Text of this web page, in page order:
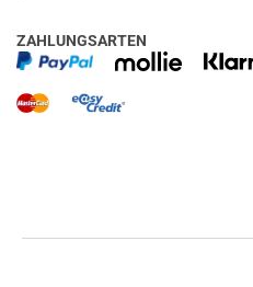
ZAHLUNGSARTEN